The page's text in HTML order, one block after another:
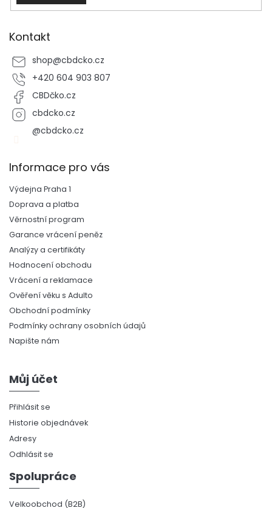
Kontakt
shop@cbdcko.cz
+420 604 903 807
CBDčko.cz
cbdcko.cz
@cbdcko.cz
Informace pro vás
Výdejna Praha 1
Doprava a platba
Věrnostní program
Garance vrácení peněz
Analýzy a certifikáty
Hodnocení obchodu
Vrácení a reklamace
Ověření věku s Adulto
Obchodní podmínky
Podmínky ochrany osobních údajů
Napište nám
Můj účet
Přihlásit se
Historie objednávek
Adresy
Odhlásit se
Spolupráce
Velkoobchod (B2B)